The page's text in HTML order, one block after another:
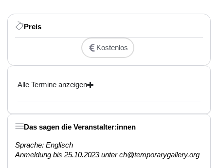
Preis
Kostenlos
Alle Termine anzeigen
Das sagen die Veranstalter:innen
Sprache: Englisch
Anmeldung bis 25.10.2023 unter ch@temporarygallery.org